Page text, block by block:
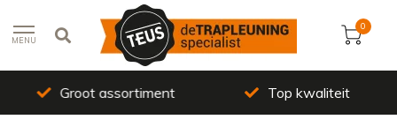
MENU
0
Groot assortiment Top kwaliteit